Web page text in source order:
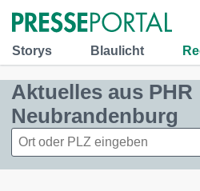
Storys Blaulicht
Aktuelles aus PHR
Neubrandenburg